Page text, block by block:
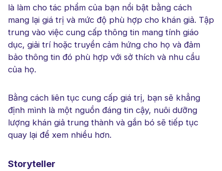
là làm cho tác phẩm của bạn nổi bật bằng cách
mang lại giá trị và mức độ phù hợp cho khán giả. Tập
trung vào việc cung cấp thông tin mang tính giáo
dục, giải trí hoặc truyền cảm hứng cho họ và đảm
bảo thông tin đó phù hợp với sở thích và nhu cầu
của họ.
Bằng cách liên tục cung cấp giá trị, bạn sẽ khẳng
định mình là một nguồn đáng tin cậy, nuôi dưỡng
lượng khán giả trung thành và gắn bó sẽ tiếp tục
quay lại để xem nhiều hơn.
Storyteller